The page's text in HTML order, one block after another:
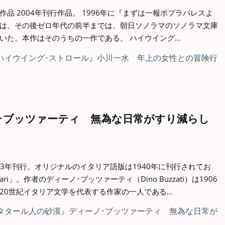
品 2004年刊行作品。 1996年に『まずは一報ポプラパレスよ
、その後ゼロ年代の前半までは、朝日ソノラマのソノラマ文庫
た。本作はそのうちの一作である。 ハイウイング…
ブッツァーティ 無為な日常がすり減らし
刊行。オリジナルのイタリア語版は1940年に刊行されてお
」。作者のディーノ･ブッツァーティ（Dino Buzzati）は1906
世紀イタリア文学を代表する作家の一人である…